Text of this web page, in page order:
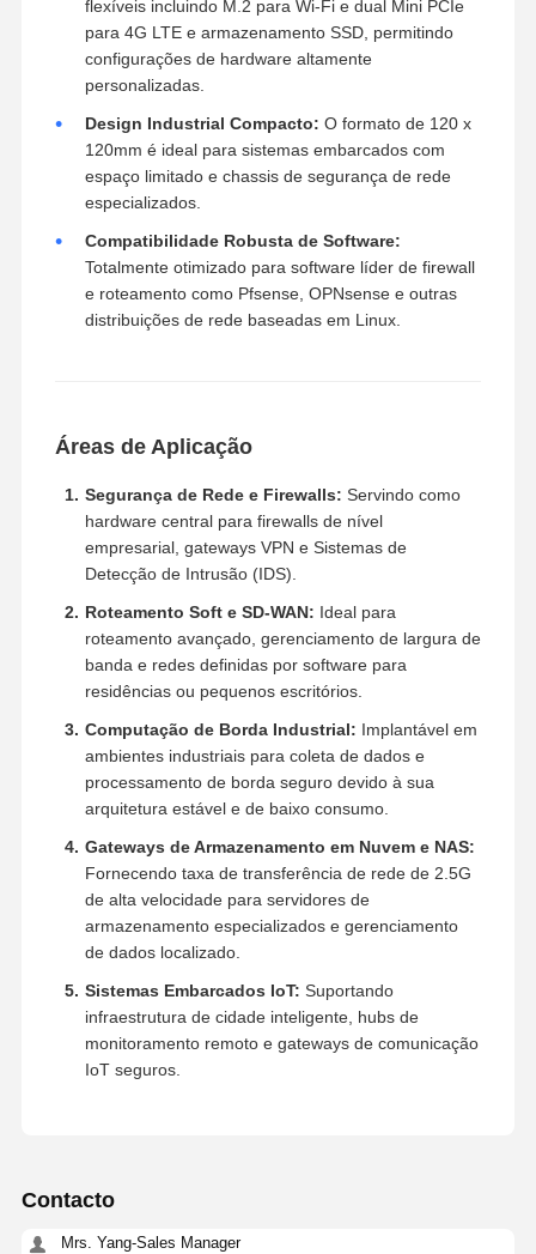
flexíveis incluindo M.2 para Wi-Fi e dual Mini PCIe
para 4G LTE e armazenamento SSD, permitindo
configurações de hardware altamente
personalizadas.
Design Industrial Compacto: O formato de 120 x
120mm é ideal para sistemas embarcados com
espaço limitado e chassis de segurança de rede
especializados.
Compatibilidade Robusta de Software:
Totalmente otimizado para software líder de firewall
e roteamento como Pfsense, OPNsense e outras
distribuições de rede baseadas em Linux.
Áreas de Aplicação
Segurança de Rede e Firewalls: Servindo como
hardware central para firewalls de nível
empresarial, gateways VPN e Sistemas de
Detecção de Intrusão (IDS).
Roteamento Soft e SD-WAN: Ideal para
roteamento avançado, gerenciamento de largura de
banda e redes definidas por software para
residências ou pequenos escritórios.
Computação de Borda Industrial: Implantável em
ambientes industriais para coleta de dados e
processamento de borda seguro devido à sua
arquitetura estável e de baixo consumo.
Gateways de Armazenamento em Nuvem e NAS:
Fornecendo taxa de transferência de rede de 2.5G
de alta velocidade para servidores de
armazenamento especializados e gerenciamento
de dados localizado.
Sistemas Embarcados IoT: Suportando
infraestrutura de cidade inteligente, hubs de
monitoramento remoto e gateways de comunicação
IoT seguros.
Contacto
Mrs. Yang-Sales Manager